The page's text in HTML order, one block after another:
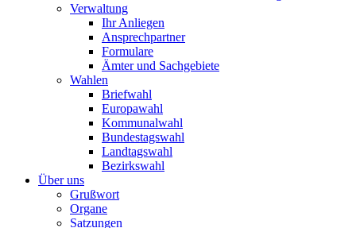
Verwaltung
Ihr Anliegen
Ansprechpartner
Formulare
Ämter und Sachgebiete
Wahlen
Briefwahl
Europawahl
Kommunalwahl
Bundestagswahl
Landtagswahl
Bezirkswahl
Über uns
Grußwort
Organe
Satzungen